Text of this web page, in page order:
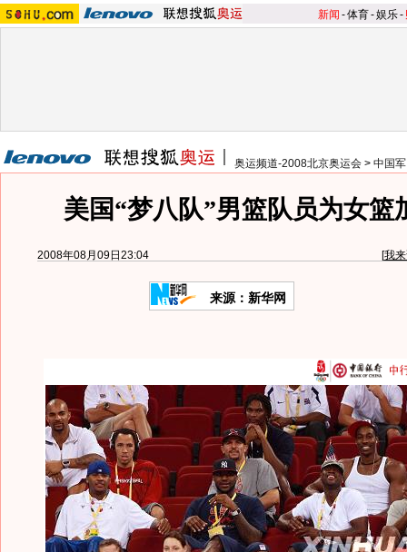
新闻 -体育-娱乐-
奥运频道-2008北京奥运会 > 中国
美国“梦八队”男篮队员为女篮
2008年08月09日23:04 [我
来源：新华网